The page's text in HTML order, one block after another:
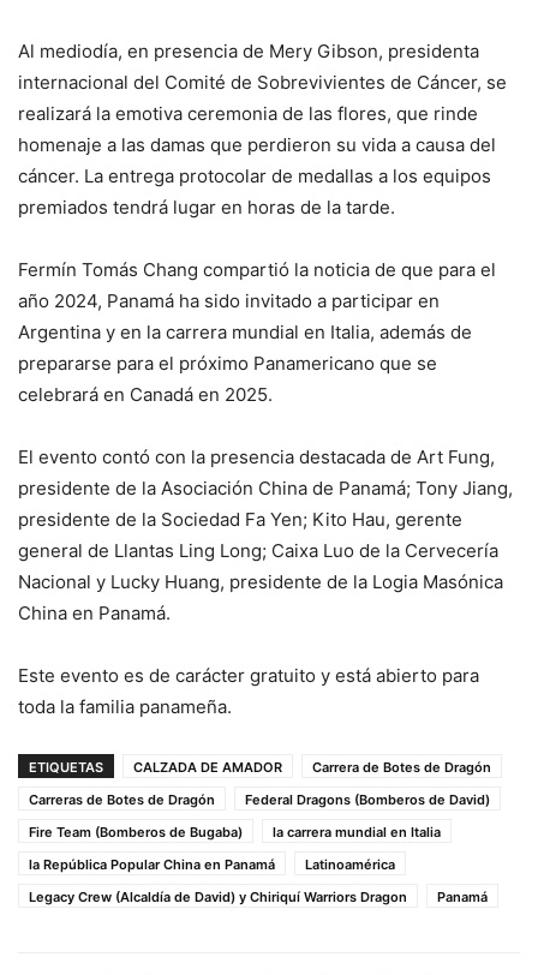
Al mediodía, en presencia de Mery Gibson, presidenta
internacional del Comité de Sobrevivientes de Cáncer, se
realizará la emotiva ceremonia de las flores, que rinde
homenaje a las damas que perdieron su vida a causa del
cáncer. La entrega protocolar de medallas a los equipos
premiados tendrá lugar en horas de la tarde.
Fermín Tomás Chang compartió la noticia de que para el
año 2024, Panamá ha sido invitado a participar en
Argentina y en la carrera mundial en Italia, además de
prepararse para el próximo Panamericano que se
celebrará en Canadá en 2025.
El evento contó con la presencia destacada de Art Fung,
presidente de la Asociación China de Panamá; Tony Jiang,
presidente de la Sociedad Fa Yen; Kito Hau, gerente
general de Llantas Ling Long; Caixa Luo de la Cervecería
Nacional y Lucky Huang, presidente de la Logia Masónica
China en Panamá.
Este evento es de carácter gratuito y está abierto para
toda la familia panameña.
ETIQUETAS CALZADA DE AMADOR
Carrera de Botes de Dragón
Carreras de Botes de Dragón
Federal Dragons (Bomberos de David)
Fire Team (Bomberos de Bugaba)
la carrera mundial en Italia
la República Popular China en Panamá
Latinoamérica
Legacy Crew (Alcaldía de David) y Chiriquí Warriors Dragon
Panamá